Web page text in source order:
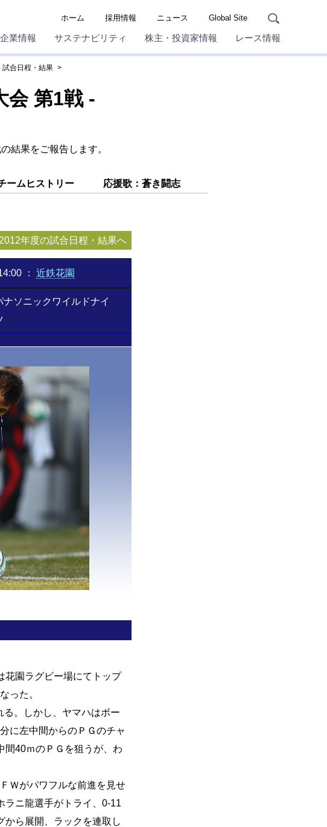
ホーム 採用情報 ニュース Global Site
企業情報 サステナビリティ 株主・投資家情報 レース情報
試合日程・結果
会 第1戦 -
結果をご報告します。
ームヒストリー 応援歌：蒼き闘志
2012年度の試合日程・結果へ
： 近鉄花園
ナソニックワイルドナイ
園ラグビー場にてトップ
った。
。しかし、ヤマハはボー
に左中間からのＰＧのチャ
間40ｍのＰＧを狙うが、わ
Ｗがパワフルな前進を見せ
ニ龍選手がトライ、0‐11
から展開、ラックを連取し